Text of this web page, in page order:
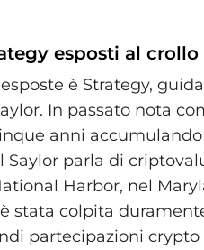
esposti al
è Strategy,
In passato nota
anni
Saylor parla di
Harbor, nel
stata colpita
partecipazioni crypto